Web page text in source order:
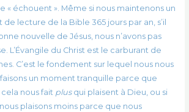
« échouent ». Même si nous maintenons un
lecture de la Bible 365 jours par an, s’il
nouvelle de Jésus, nous n’avons pas
L’Évangile du Christ est le carburant de
C’est le fondement sur lequel nous nous
un moment tranquille parce que
nous fait plusqui plaisent à Dieu, ou si
plaisons moins parce que nous